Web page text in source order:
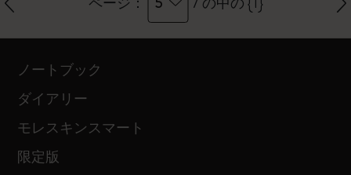
ノートブック
ダイアリー
モレスキンスマート
限定版